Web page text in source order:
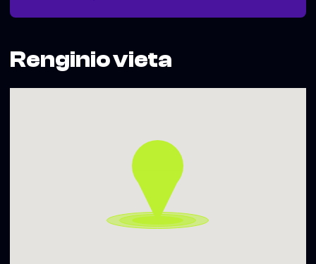
Renginio vieta